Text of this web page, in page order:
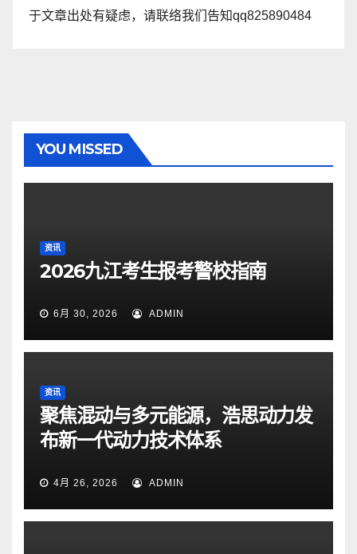
于文章出处有疑虑，请联络我们告知qq825890484
YOU MISSED
资讯
2026九江考生报考警校指南
6月 30, 2026 ADMIN
资讯
聚焦混动与多元能源，浩思动力发
布新一代动力技术体系
4月 26, 2026 ADMIN